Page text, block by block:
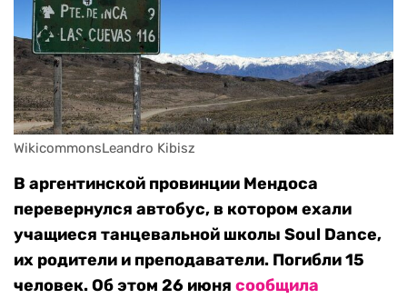
WikicommonsLeandro Kibisz
В аргентинской провинции Мендоса
перевернулся автобус, в котором ехали
учащиеся танцевальной школы Soul Dance,
их родители и преподаватели. Погибли 15
человек. Об этом 26 июня сообщила